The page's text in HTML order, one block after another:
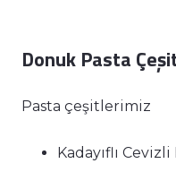
Donuk Pasta
Pasta çeşitlerimiz
Kadayıflı Cevizli